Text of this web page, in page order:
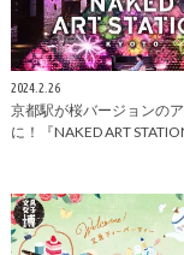
2024.2.26
京都駅が桜バージョンの
に！『NAKED ART